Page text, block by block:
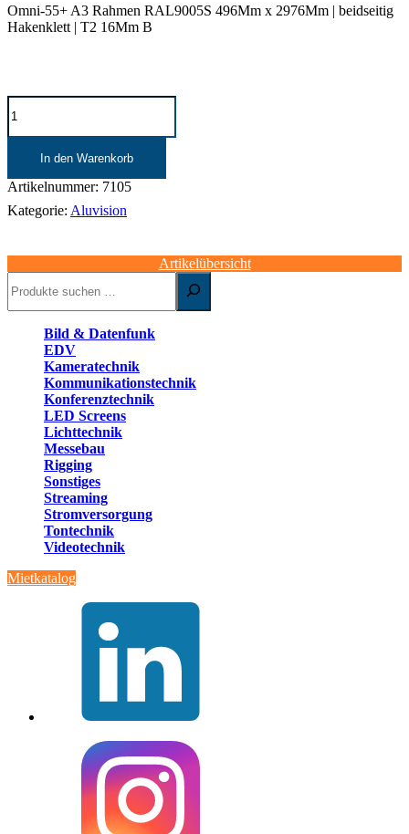
Omni-55+ A3 Rahmen RAL9005S 496Mm x 2976Mm | beidseitig
Hakenklett | T2 16Mm B
Aluvision
Rahmen
|
Omni-
|
3
m
|
schwarz
Menge
In den Warenkorb
Artikelnummer: 7105
Kategorie: Aluvision
Artikelübersicht
Bild & Datenfunk
EDV
Kameratechnik
Kommunikationstechnik
Konferenztechnik
LED Screens
Lichttechnik
Messebau
Rigging
Sonstiges
Streaming
Stromversorgung
Tontechnik
Videotechnik
Mietkatalog